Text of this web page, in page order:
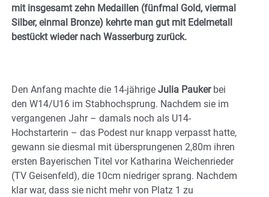
mit insgesamt zehn Medaillen (fünfmal Gold, viermal
Silber, einmal Bronze) kehrte man gut mit Edelmetall
bestückt wieder nach Wasserburg zurück.
Den Anfang machte die 14-jährige Julia Paukerbei
den W14/U16 im Stabhochsprung. Nachdem sie im
vergangenen Jahr – damals noch als U14-
Hochstarterin – das Podest nur knapp verpasst hatte,
gewann sie diesmal mit übersprungenen 2,80m ihren
ersten Bayerischen Titel vor Katharina Weichenrieder
(TV Geisenfeld), die 10cm niedriger sprang. Nachdem
klar war, dass sie nicht mehr von Platz 1 zu